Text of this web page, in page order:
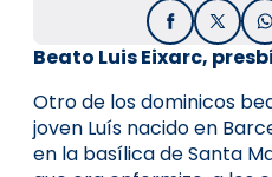
Facebook
X /
Beato Luis Eixarc,
Otro de los dominicos
joven Luís nacido en
en la basílica de Santa